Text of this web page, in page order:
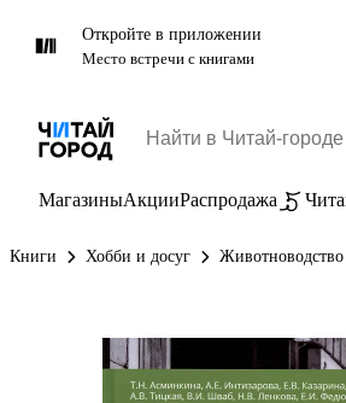
Откройте в приложении
Место встречи с книгами
МагазиныАкцииРаспродажа
Книги Хобби и досуг Животноводство